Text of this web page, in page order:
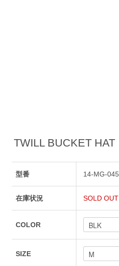
TWILL BUCKET HAT
型番 14-MG-045
在庫状況 SOLD OUT
COLOR
SIZE